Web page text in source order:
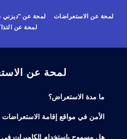
لمحة عن الاستعراضات لمحة عن “ديزني
لمحة عن
لمحة عن
ما مدة الاستعراض؟
الأمن في مواقع إقامة الاستعراضات
هل مسموح باستخدام الكاميرات في